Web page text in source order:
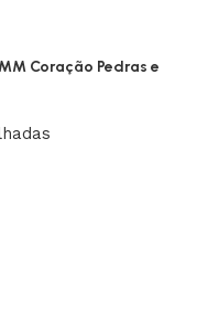
Coração Pedras e